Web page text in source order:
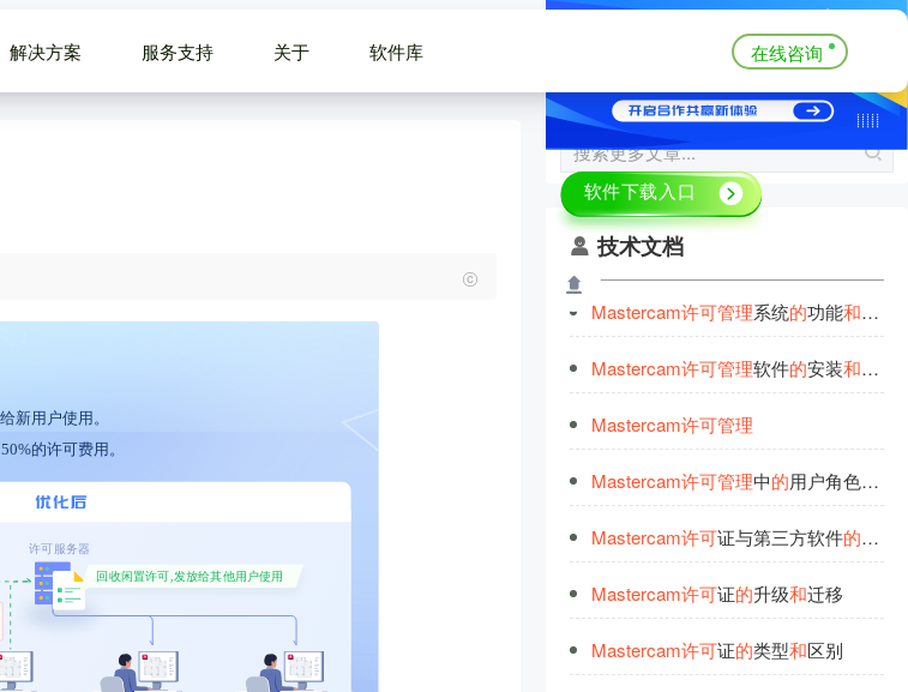
解决方案 服务支持 关于 软件库 在线咨询
技术文档
Mastercam许可管理系统的功能和特点
Mastercam许可管理软件的安装和配置
Mastercam许可管理
Mastercam许可管理中的用户角色和
Mastercam许可证与第三方软件的集
Mastercam许可证的升级和迁移
Mastercam许可证的类型和区别